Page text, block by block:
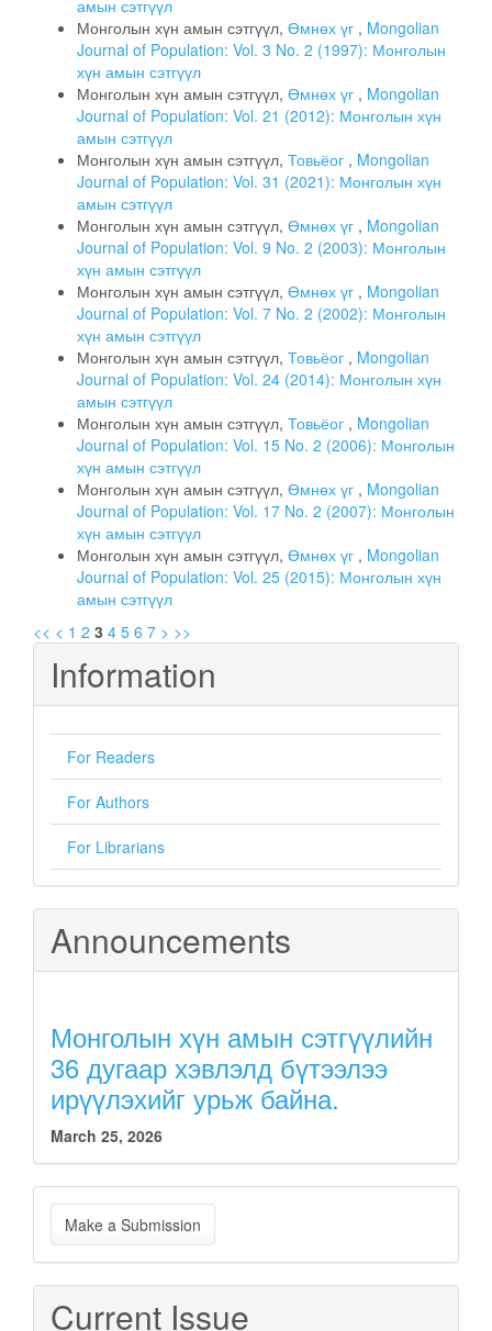
амын сэтгүүл
Монголын хүн амын сэтгүүл, Өмнөх үг , Mongolian
Journal of Population: Vol. 3 No. 2 (1997): Монголын
хүн амын сэтгүүл
Монголын хүн амын сэтгүүл, Өмнөх үг , Mongolian
Journal of Population: Vol. 21 (2012): Монголын хүн
амын сэтгүүл
Монголын хүн амын сэтгүүл, Товьёог , Mongolian
Journal of Population: Vol. 31 (2021): Монголын хүн
амын сэтгүүл
Монголын хүн амын сэтгүүл, Өмнөх үг , Mongolian
Journal of Population: Vol. 9 No. 2 (2003): Монголын
хүн амын сэтгүүл
Монголын хүн амын сэтгүүл, Өмнөх үг , Mongolian
Journal of Population: Vol. 7 No. 2 (2002): Монголын
хүн амын сэтгүүл
Монголын хүн амын сэтгүүл, Товьёог , Mongolian
Journal of Population: Vol. 24 (2014): Монголын хүн
амын сэтгүүл
Монголын хүн амын сэтгүүл, Товьёог , Mongolian
Journal of Population: Vol. 15 No. 2 (2006): Монголын
хүн амын сэтгүүл
Монголын хүн амын сэтгүүл, Өмнөх үг , Mongolian
Journal of Population: Vol. 17 No. 2 (2007): Монголын
хүн амын сэтгүүл
Монголын хүн амын сэтгүүл, Өмнөх үг , Mongolian
Journal of Population: Vol. 25 (2015): Монголын хүн
амын сэтгүүл
<< < 1 2 3 4 5 6 7 > >>
Information
For Readers
For Authors
For Librarians
Announcements
Монголын хүн амын сэтгүүлийн
36 дугаар хэвлэлд бүтээлээ
ирүүлэхийг урьж байна.
March 25, 2026
Make
a
Submission
Make a Submission
Current Issue